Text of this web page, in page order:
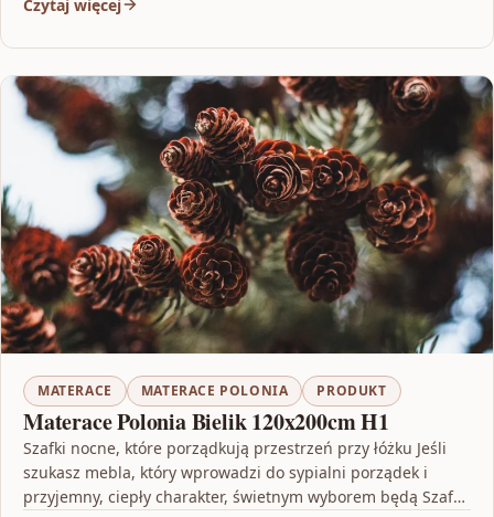
Czytaj więcej
MATERACE MATERACE POLONIA PRODUKT
Materace Polonia Bielik 120x200cm H1
Szafki nocne, które porządkują przestrzeń przy łóżku Jeśli
szukasz mebla, który wprowadzi do sypialni porządek i
przyjemny, ciepły charakter, świetnym wyborem będą Szafki